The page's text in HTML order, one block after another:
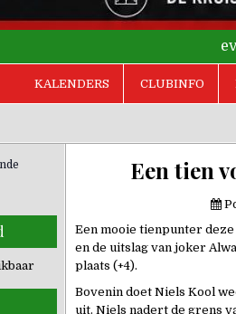
KALENDERS CLUBINFO
Een tien
Een mooie tienpunter
en de uitslag van joker
plaats (+4).
Bovenin doet Niels Kool
uit. Niels nadert de grens